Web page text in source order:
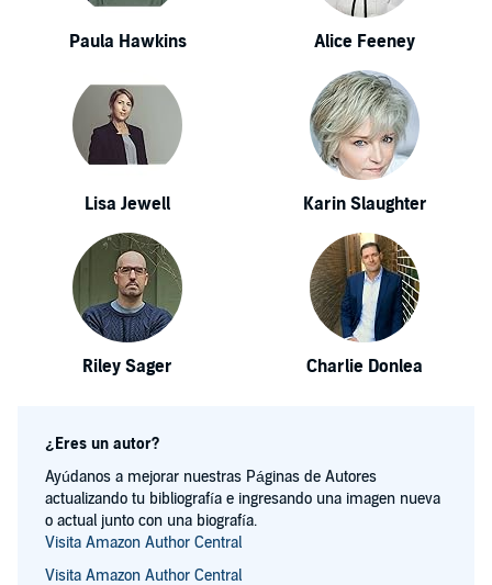
Paula Hawkins Alice Feeney
Lisa Jewell Karin Slaughter
Riley Sager Charlie Donlea
¿Eres un autor?
Ayúdanos a mejorar nuestras Páginas de Autores
actualizando tu bibliografía e ingresando una imagen nueva
o actual junto con una biografía.
Visita Amazon Author Central
Visita Amazon Author Central